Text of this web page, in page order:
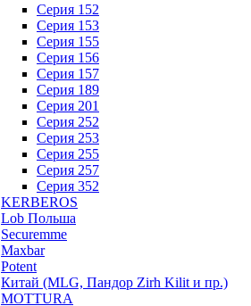
Серия 152
Серия 153
Серия 155
Серия 156
Серия 157
Серия 189
Серия 201
Серия 252
Серия 253
Серия 255
Серия 257
Серия 352
KERBEROS
Lob Польша
Securemme
Maxbar
Potent
Китай (MLG, Пандор Zirh Kilit и пр.)
MOTTURA